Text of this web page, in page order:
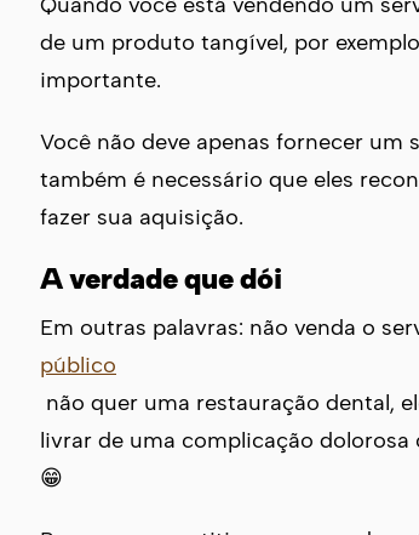
de um produto tangível, por
importante.
Você não deve apenas fornecer um
também é necessário que eles
fazer sua aquisição.
A verdade que dói
Em outras palavras: não venda o
público
não quer uma restauração dental,
livrar de uma complicação
😁